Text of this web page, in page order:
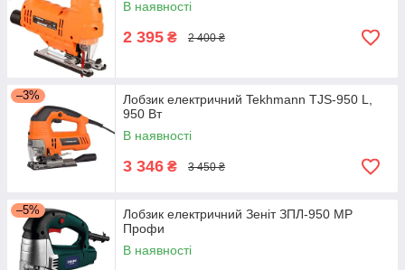
В наявності
2 395 ₴ 2 400 ₴
–3%
Лобзик електричний Tekhmann TJS-950 L,
950 Вт
В наявності
3 346 ₴ 3 450 ₴
–5%
Лобзик електричний Зеніт ЗПЛ-950 МР
Профи
В наявності